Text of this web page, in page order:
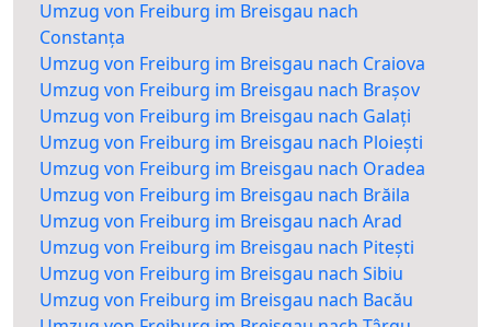
Umzug von Freiburg im Breisgau nach
Constanța
Umzug von Freiburg im Breisgau nach Craiova
Umzug von Freiburg im Breisgau nach Brașov
Umzug von Freiburg im Breisgau nach Galați
Umzug von Freiburg im Breisgau nach Ploiești
Umzug von Freiburg im Breisgau nach Oradea
Umzug von Freiburg im Breisgau nach Brăila
Umzug von Freiburg im Breisgau nach Arad
Umzug von Freiburg im Breisgau nach Pitești
Umzug von Freiburg im Breisgau nach Sibiu
Umzug von Freiburg im Breisgau nach Bacău